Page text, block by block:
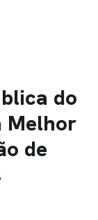
do
Melhor
de